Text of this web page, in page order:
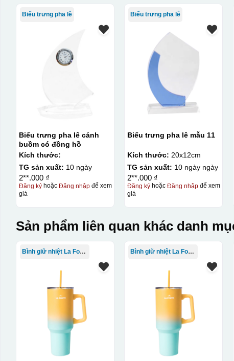
Biểu trưng pha lê
Biểu trưng pha lê cánh
buồm có đồng hồ
Kích thước:
TG sản xuất: 10 ngày
2**.000 ₫
Đăng kýhoặc Đăng nhậpđể xem
giá
Biểu trưng pha lê
Biểu trưng pha lê mẫu 11
Kích thước: 20x12cm
TG sản xuất: 10 ngày ngày
2**.000 ₫
Đăng ký hoặcĐăng nhập để xem
giá
Sản phẩm liên quan khác danh
Bình giữ nhiệt La Fonte Bình giữ nhiệt La Fonte